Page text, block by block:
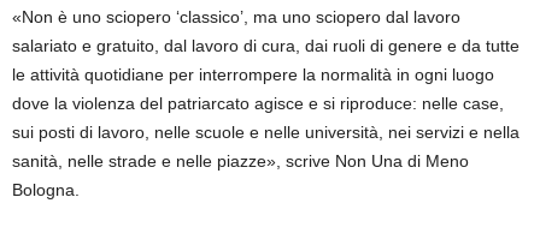
«Non è uno sciopero ‘classico’, ma uno sciopero dal lavoro
salariato e gratuito, dal lavoro di cura, dai ruoli di genere e da tutte
le attività quotidiane per interrompere la normalità in ogni luogo
dove la violenza del patriarcato agisce e si riproduce: nelle case,
sui posti di lavoro, nelle scuole e nelle università, nei servizi e nella
sanità, nelle strade e nelle piazze», scrive Non Una di Meno
Bologna.